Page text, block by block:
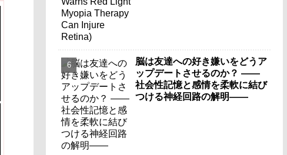
脳は友達への好き嫌いをどうア
ップデートさせるのか？ ――
社会性記憶と感情を柔軟に結び
つける神経回路の解明――